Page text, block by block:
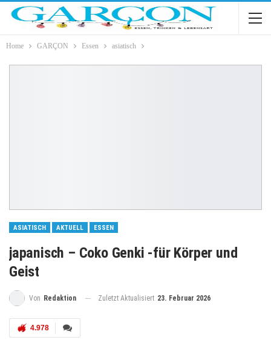
Home GARÇON Essen asiatisch
ASIATISCH AKTUELL ESSEN
japanisch – Coko Genki -für Körper und
Geist
Von Redaktion Zuletzt Aktualisiert 23. Februar 2026
4.978